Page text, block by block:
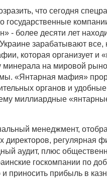
что сегодня
государственные
- более десяти лет
зарабатывают
которая организует и
минерала на мировой
«Янтарная мафия»
органов и
миллиардные
менеджмент,
директоров, регулярная
аудит, плюс
госкомпании по
приносить прибыль в